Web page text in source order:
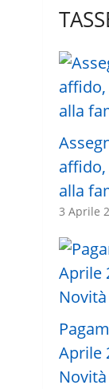
alla
3 Aprile
Aprile
Novità